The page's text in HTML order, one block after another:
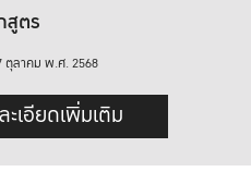
สูตร
ลาคม พ.ศ. 2568
ะเอียดเพิ่มเติม